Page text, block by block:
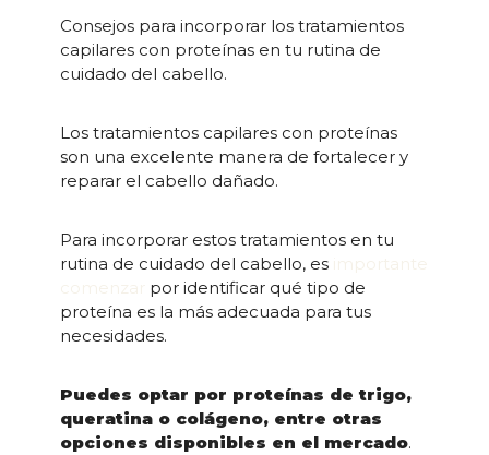
Consejos para incorporar los tratamientos
capilares con proteínas en tu rutina de
cuidado del cabello.
Los tratamientos capilares con proteínas
son una excelente manera de fortalecer y
reparar el cabello dañado.
Para incorporar estos tratamientos en tu
rutina de cuidado del cabello, es
por identificar qué tipo de
proteína es la más adecuada para tus
necesidades.
Puedes optar por proteínas de trigo,
queratina o colágeno, entre otras
opciones disponibles en el mercado.